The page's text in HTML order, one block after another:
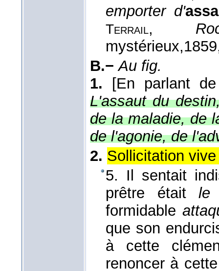
emporter d'
Terrail,
mystérieux,1859
B.− Au fig.
1.
[En parlant
L'assaut du
de la maladie, de
de l'agonie, de
2. Sollicitation
5. Il sentait
prêtre était le
formidable
que son
à cette
renoncer à